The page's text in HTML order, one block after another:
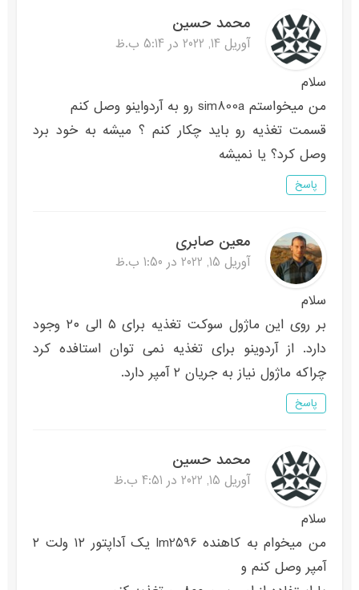
محمد حسین
آوریل 14, 2022 در 5:14 ب.ظ
سلام
من میخواستم sim800a رو به آردواینو وصل کنم
قسمت تغذیه رو باید چکار کنم ؟ میشه به خود برد
وصل کرد؟ یا نمیشه
پاسخ
معین صابری
آوریل 15, 2022 در 1:50 ب.ظ
سلام
بر روی این ماژول سوکت تغذیه برای ۵ الی ۲۰ وجود
دارد. از آردوینو برای تغذیه نمی توان استافده کرد
چراکه ماژول نیاز به جریان ۲ آمپر دارد.
پاسخ
محمد حسین
آوریل 15, 2022 در 4:51 ب.ظ
سلام
من میخوام به کاهنده lm2596 یک آداپتور ۱۲ ولت ۲
آمپر وصل کنم و